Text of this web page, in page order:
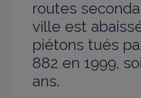
routes
ville est
piétons tués
882 en 1999,
ans.